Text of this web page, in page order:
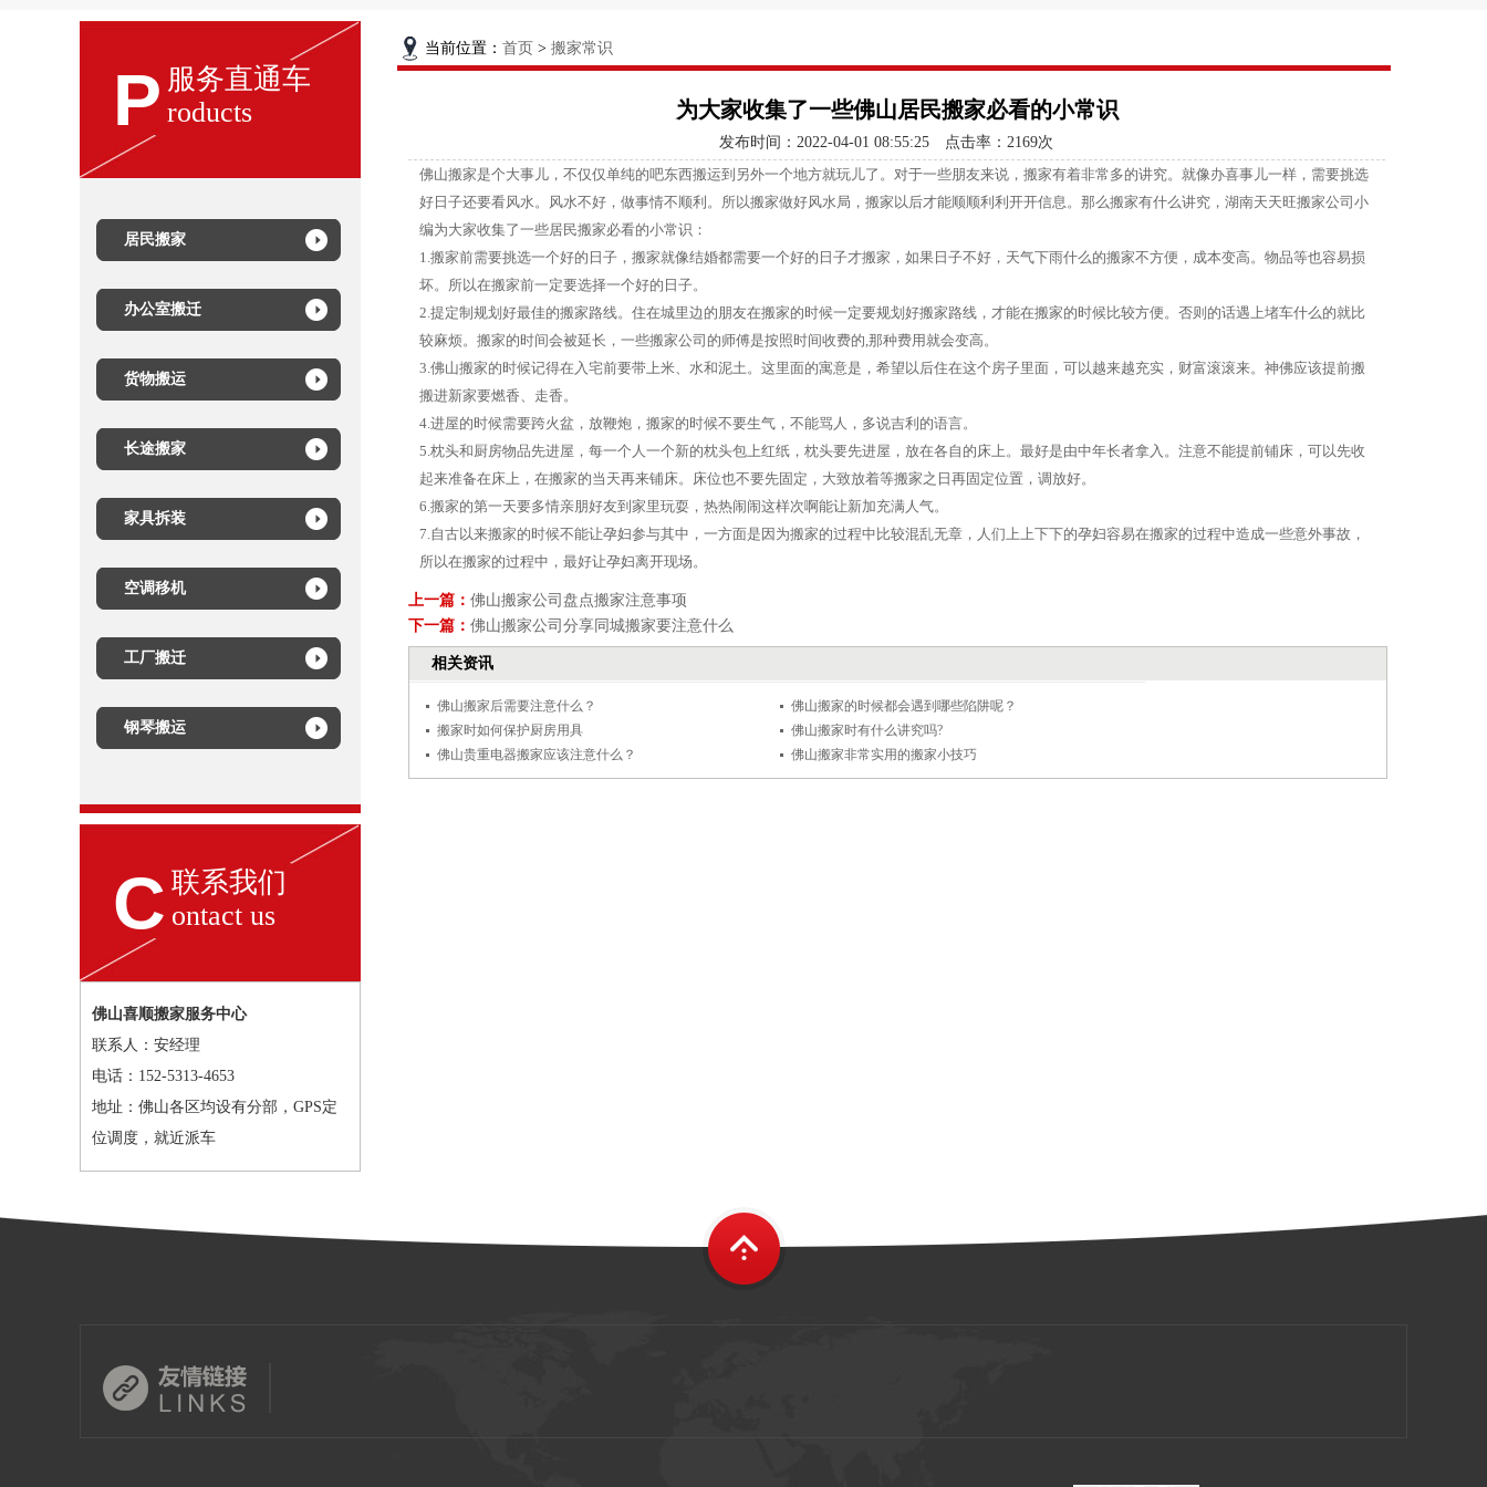
P 服务直通车
roducts
居民搬家
办公室搬迁
货物搬运
长途搬家
家具拆装
空调移机
工厂搬迁
钢琴搬运
C 联系我们
ontact us
佛山喜顺搬家服务中心
联系人：安经理
电话：152-5313-4653
地址：佛山各区均设有分部，GPS定
位调度，就近派车
当前位置： 首页 > 搬家常识
为大家收集了一些佛山居民搬家必看的小常识
发布时间：2022-04-01 08:55:25 点击率： 2169次
佛山搬家是个大事儿，不仅仅单纯的吧东西搬运到另外一个地方就玩儿了。对于一些朋友来说，搬家有着非常多的讲究。就像办喜事儿一样，需要挑选
好日子还要看风水。风水不好，做事情不顺利。所以搬家做好风水局，搬家以后才能顺顺利利开开信息。那么搬家有什么讲究，湖南天天旺搬家公司小
编为大家收集了一些居民搬家必看的小常识：
1.搬家前需要挑选一个好的日子，搬家就像结婚都需要一个好的日子才搬家，如果日子不好，天气下雨什么的搬家不方便，成本变高。物品等也容易损
坏。所以在搬家前一定要选择一个好的日子。
2.提定制规划好最佳的搬家路线。住在城里边的朋友在搬家的时候一定要规划好搬家路线，才能在搬家的时候比较方便。否则的话遇上堵车什么的就比
较麻烦。搬家的时间会被延长，一些搬家公司的师傅是按照时间收费的,那种费用就会变高。
3.佛山搬家的时候记得在入宅前要带上米、水和泥土。这里面的寓意是，希望以后住在这个房子里面，可以越来越充实，财富滚滚来。神佛应该提前搬
搬进新家要燃香、走香。
4.进屋的时候需要跨火盆，放鞭炮，搬家的时候不要生气，不能骂人，多说吉利的语言。
5.枕头和厨房物品先进屋，每一个人一个新的枕头包上红纸，枕头要先进屋，放在各自的床上。最好是由中年长者拿入。注意不能提前铺床，可以先收
起来准备在床上，在搬家的当天再来铺床。床位也不要先固定，大致放着等搬家之日再固定位置，调放好。
6.搬家的第一天要多情亲朋好友到家里玩耍，热热闹闹这样次啊能让新加充满人气。
7.自古以来搬家的时候不能让孕妇参与其中，一方面是因为搬家的过程中比较混乱无章，人们上上下下的孕妇容易在搬家的过程中造成一些意外事故，
所以在搬家的过程中，最好让孕妇离开现场。
上一篇： 佛山搬家公司盘点搬家注意事项
下一篇： 佛山搬家公司分享同城搬家要注意什么
相关资讯
佛山搬家后需要注意什么？
佛山搬家的时候都会遇到哪些陷阱呢？
搬家时如何保护厨房用具
佛山搬家时有什么讲究吗?
佛山贵重电器搬家应该注意什么？
佛山搬家非常实用的搬家小技巧